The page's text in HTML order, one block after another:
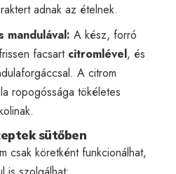
adnak az ételnek.
mandulával: A kész, forró
facsart citromlével, és
A citrom
ropogóssága tökéletes
sütőben
csak köretként funkcionálhat,